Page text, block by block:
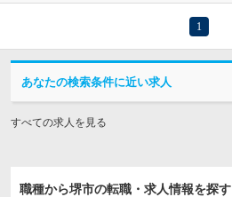
1
あなたの検索条件に近い求人
すべての求人を見る
職種から堺市の転職・求人情報を探す